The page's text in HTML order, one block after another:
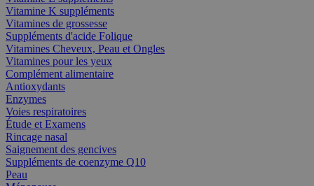
Vitamine K suppléments
Vitamines de grossesse
Suppléments d'acide Folique
Vitamines Cheveux, Peau et Ongles
Vitamines pour les yeux
Complément alimentaire
Antioxydants
Enzymes
Voies respiratoires
Étude et Examens
Rincage nasal
Saignement des gencives
Suppléments de coenzyme Q10
Peau